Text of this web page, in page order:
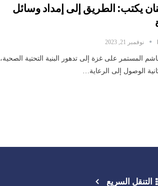
يكتب: الطريق إلى إمداد وسائل
نوفمبر 21, 2023
المستمر على غزة إلى تدهور البنية التحتية الصحية،
الوصول إلى الرعاية…
التنقل السريع